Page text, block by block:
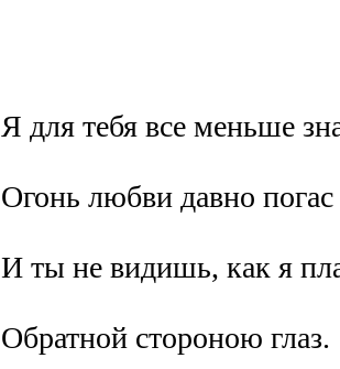
Я для тебя все меньше
Огонь любви давно погас
И ты не видишь, как я
Обратной стороною глаз.